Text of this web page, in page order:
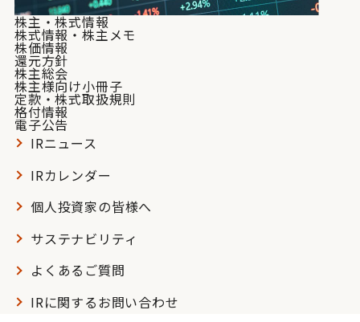
株主・株式情報
株式情報・株主メモ
株価情報
還元方針
株主総会
株主様向け小冊子
定款・株式取扱規則
格付情報
電子公告
IRニュース
IRカレンダー
個人投資家の皆様へ
サステナビリティ
よくあるご質問
IRに関するお問い合わせ